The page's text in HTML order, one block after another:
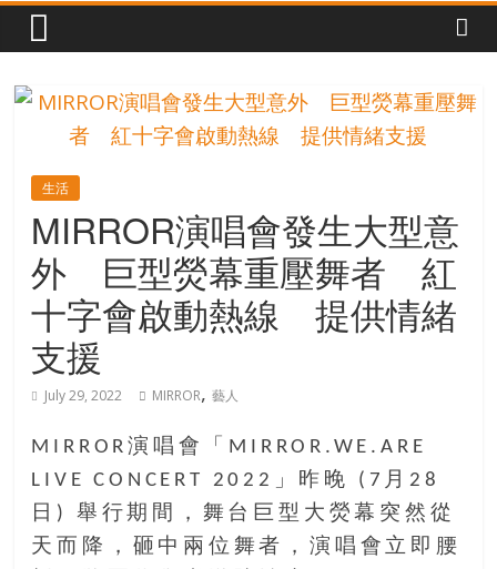
命
的
寶
藏
銀
島
共
享
共
共
創
人
生
下
生活
MIRROR演唱會發生大型意
外 巨型熒幕重壓舞者 紅
十字會啟動熱線 提供情緒
支援
July 29, 2022 MIRROR,藝人
MIRROR演唱會「MIRROR.WE.ARE
LIVE CONCERT 2022」昨晚 (7月28
日) 舉行期間，舞台巨型大熒幕突然從
天而降，砸中兩位舞者，演唱會立即腰